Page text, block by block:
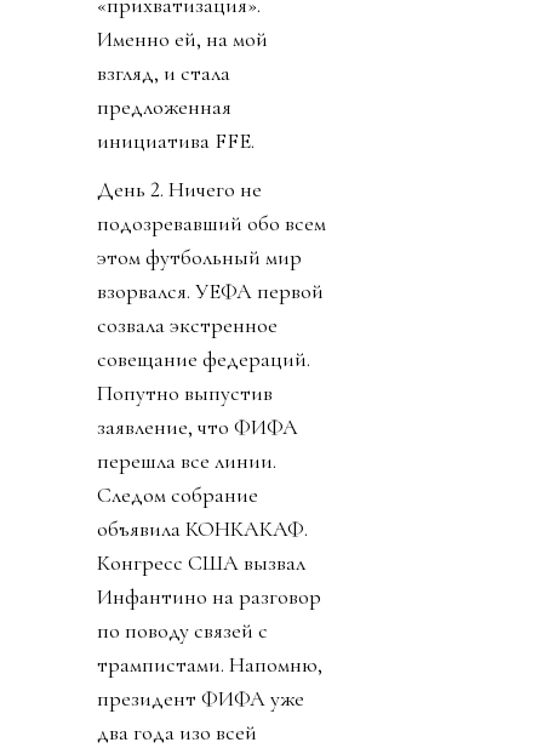
Именно ей, на мой
взгляд, и стала
предложенная
инициатива FFE.
День 2. Ничего не
подозревавший обо всем
этом футбольный мир
взорвался. УЕФА первой
созвала экстренное
совещание федераций.
Попутно выпустив
заявление, что ФИФА
перешла все линии.
Следом собрание
объявила КОНКАКАФ.
Конгресс США вызвал
Инфантино на разговор
по поводу связей с
трампистами. Напомню,
президент ФИФА уже
два года изо всей